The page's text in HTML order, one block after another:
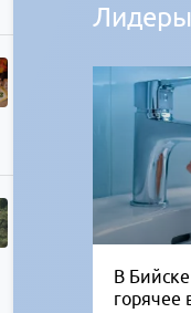
В Бийске
горячее